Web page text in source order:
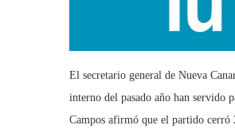
El secretario general de Nueva
interno del pasado año han servido
Campos afirmó que el partido